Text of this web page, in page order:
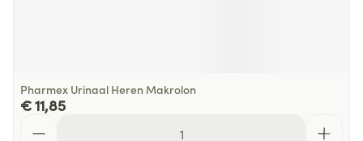
Pharmex Urinaal Heren Makrolon
€ 11,85